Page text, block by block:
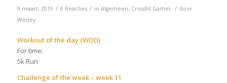
9 maart, 2015 / 0 Reacties / in Algemeen, CrossFit Games / door
Wesley
Workout of the day (WOD)
For time:
5k Run
Challenge of the week – week 11